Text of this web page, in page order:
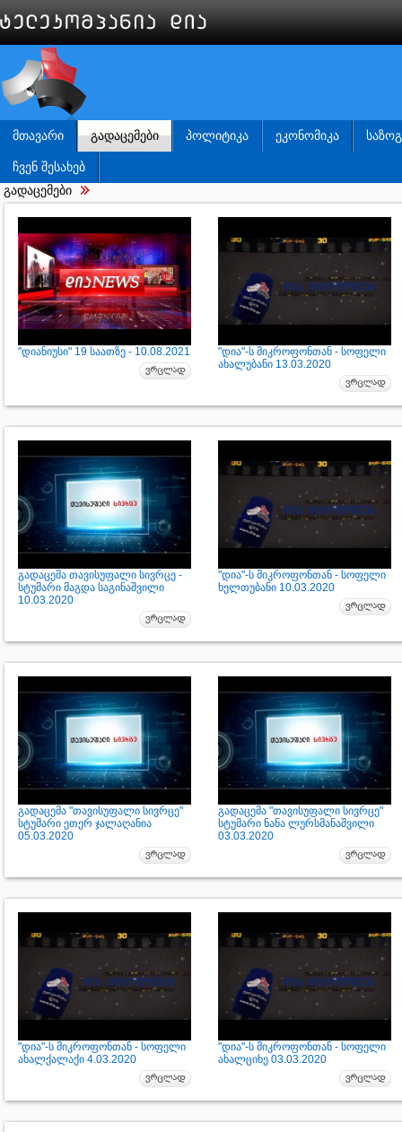
ᲛᲗᲐᲕᲐᲠᲘ ᲒᲐᲓᲐᲪᲔᲛᲔᲑᲘ ᲞᲝᲚᲘᲢᲘᲙᲐ ᲔᲙᲝᲜᲝᲛᲘᲙᲐ
ᲩᲕᲔᲜ ᲨᲔᲡᲐᲮᲔᲑ
გადაცემები
"დიანიუსი" 19 საათზე - 10.08.2021
"დია"-ს მიკროფონთან - სოფელი
ახალუბანი 13.03.2020
გადაცემა თავისუფალი სივრცე -
სტუმარი მაგდა საგინაშვილი
10.03.2020
"დია"-ს მიკროფონთან - სოფელი
ხელთუბანი 10.03.2020
გადაცემა "თავისუფალი სივრცე"
სტუმარი ეთერ ჯალაღანია
05.03.2020
გადაცემა "თავისუფალი სივრცე"
სტუმარი ნანა ლურსმანაშვილი
03.03.2020
"დია"-ს მიკროფონთან - სოფელი
ახალქალაქი 4.03.2020
"დია"-ს მიკროფონთან - სოფელი
ახალციხე 03.03.2020